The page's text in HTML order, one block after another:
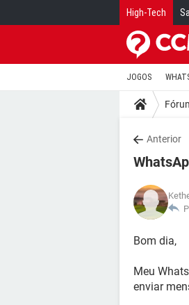
High-Tech
JOGOS
Anterior
Bom dia,
Meu
enviar